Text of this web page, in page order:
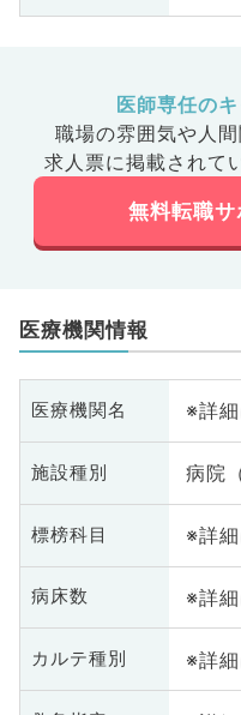
医師専任の
職場の雰囲気や人間
求人票に掲載されて
無料転職
医療機関情報
医療機関名 ※詳
施設種別 病院
標榜科目 ※詳
病床数 ※詳
カルテ種別 ※詳